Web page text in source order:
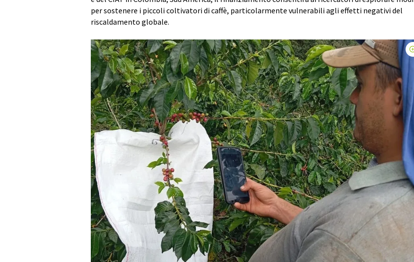
per sostenere i piccoli coltivatori di caffè, particolarmente vulnerabili agli effetti negativi del
riscaldamento globale.